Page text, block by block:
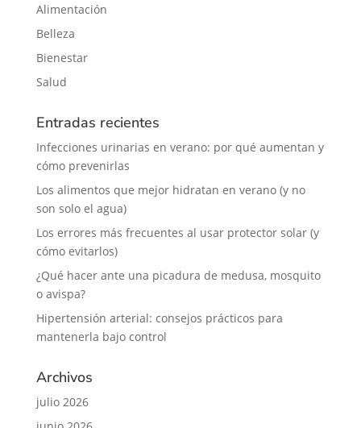
Alimentación
Belleza
Bienestar
Salud
Entradas recientes
Infecciones urinarias en verano: por qué aumentan y
cómo prevenirlas
Los alimentos que mejor hidratan en verano (y no
son solo el agua)
Los errores más frecuentes al usar protector solar (y
cómo evitarlos)
¿Qué hacer ante una picadura de medusa, mosquito
o avispa?
Hipertensión arterial: consejos prácticos para
mantenerla bajo control
Archivos
julio 2026